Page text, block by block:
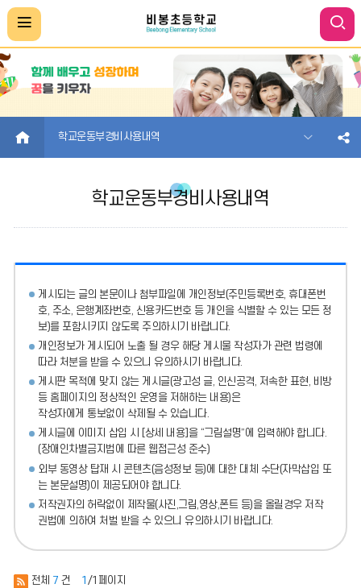
HOME 학교운동부경비사용내역
학교운동부경비사용내역
게시되는 글의 본문이나 첨부파일에
개인정보(주민등록번호, 휴대폰번
호, 주소, 은행계좌번호, 신용카드번호 등 개인을 식별할 수 있는 모든 정
보)를 포함시키지 않도록 주의하시기 바랍니다.
개인정보가 게시되어 노출 될 경우 해당 게시물 작성자가 관련 법령에
따라 처분을 받을 수 있으니 유의하시기 바랍니다.
게시판 목적에 맞지 않는 게시글(광고성 글, 인신공격, 저속한 표현, 비방
등 홈페이지의 정상적인 운영을 저해하는 내용)은
작성자에게 통보없이 삭제될 수 있습니다.
게시글에 이미지 삽입 시 [상세 내용]을 “그림설명”에 입력해야 합니다.
(장애인차별금지법에 따른 웹접근성 준수)
외부 동영상 탑재 시 콘텐츠(음성정보 등)에 대한 대체 수단(자막삽입 또
는 본문설명)이 제공되어야 합니다.
저작권자의 허락없이 제작물(사진,그림,영상,폰트 등)을 올릴경우 저작
권법에 의하여 처벌 받을 수 있으니 유의하시기 바랍니다.
전체 7 건 1 /1페이지